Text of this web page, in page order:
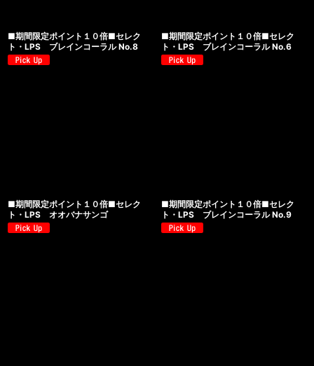
■期間限定ポイント１０倍■セレク
ト・LPS ブレインコーラル No.8
■期間限定ポイント１０倍■セレク
ト・LPS ブレインコーラル No.6
■期間限定ポイント１０倍■セレク
ト・LPS オオバナサンゴ
■期間限定ポイント１０倍■セレク
ト・LPS ブレインコーラル No.9